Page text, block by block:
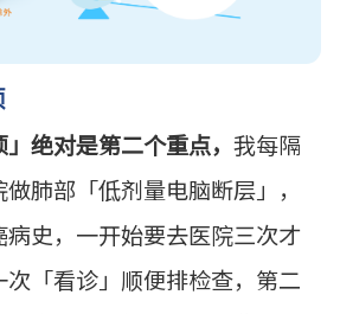
」绝对是第二个重点， 我每隔
肺部「低剂量电脑断层」，
史，一开始要去医院三次才
「看诊」顺便排检查，第二